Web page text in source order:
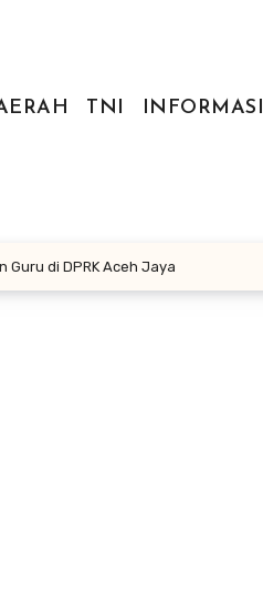
TNI INFORMASI
Guru di DPRK Aceh Jaya